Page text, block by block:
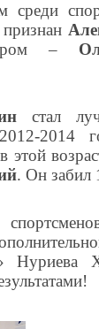
среди
–
стал
2014
. Он забил
Нуриева